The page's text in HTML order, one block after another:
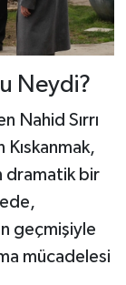
Neydi?
Nahid Sırrı
Kıskanmak,
dramatik bir
geçmişiyle
mücadelesi